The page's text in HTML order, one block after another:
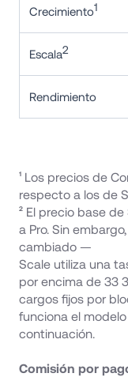
Crecimiento1
Escala2
Rendimiento
¹ Los precios de
respecto a los de
² El precio base
a Pro. Sin
cambiado —
Scale utiliza una
por encima de 33
cargos fijos por
funciona el
continuación.
Comisión por